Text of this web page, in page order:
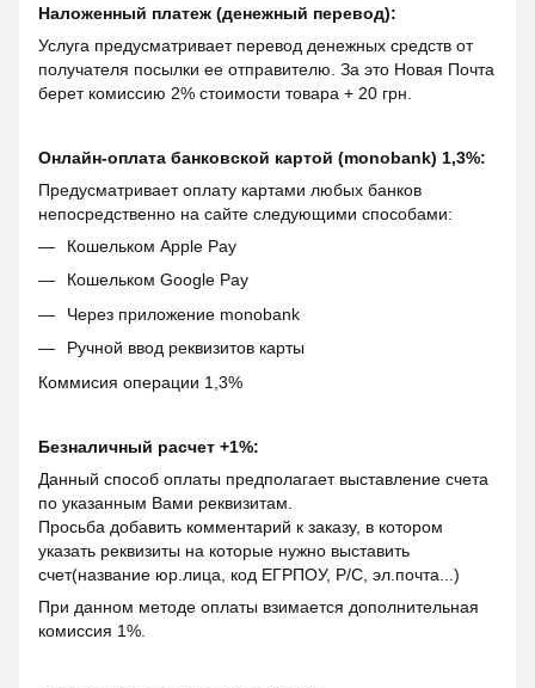
Наложенный платеж (денежный перевод):
Услуга предусматривает перевод денежных средств от
получателя посылки ее отправителю. За это Новая Почта
берет комиссию 2% стоимости товара + 20 грн.
Онлайн-оплата банковской картой (monobank) 1,3%:
Предусматривает оплату картами любых банков
непосредственно на сайте следующими способами:
Кошельком Apple Pay
Кошельком Google Pay
Через приложение monobank
Ручной ввод реквизитов карты
Коммисия операции 1,3%
Безналичный расчет +1%:
Данный способ оплаты предполагает выставление счета
по указанным Вами реквизитам.
Просьба добавить комментарий к заказу, в котором
указать реквизиты на которые нужно выставить
счет(название юр.лица, код ЕГРПОУ, Р/С, эл.почта...)
При данном методе оплаты взимается дополнительная
комиссия 1%.